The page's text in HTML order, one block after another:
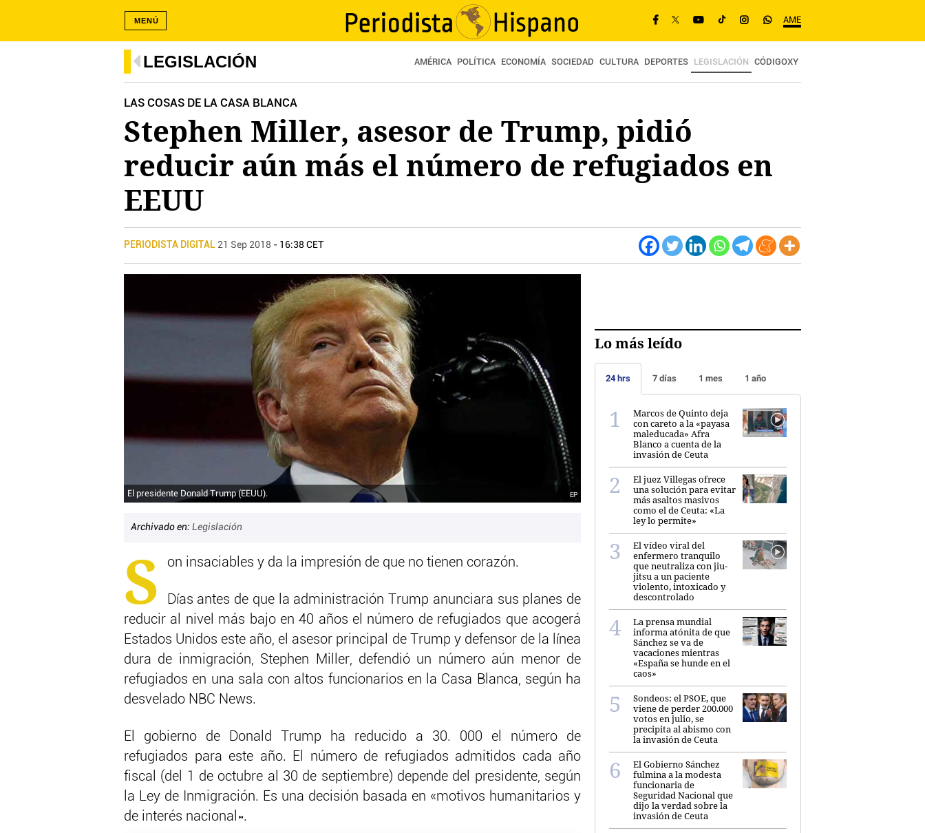
AME
MENÚ
LEGISLACIÓN AMÉRICA POLÍTICA ECONOMÍA SOCIEDAD CULTURA DEPORTES LEGISLACIÓN CÓDIGOXY
LAS COSAS DE LA CASA BLANCA
Stephen Miller, asesor de Trump, pidió
reducir aún más el número de refugiados en
EEUU
PERIODISTA DIGITAL 21 Sep 2018 - 16:38 CET
El presidente Donald Trump (EEUU). EP
Archivado en: Legislación
S on insaciables y da la impresión de que no tienen corazón.
Días antes de que la administración Trump anunciara sus planes de
reducir al nivel más bajo en 40 años el número de refugiados que acogerá
Estados Unidos este año, el asesor principal de Trump y defensor de la línea
dura de inmigración, Stephen Miller, defendió un número aún menor de
refugiados en una sala con altos funcionarios en la Casa Blanca, según ha
desvelado NBC News.
El gobierno de Donald Trump ha reducido a 30. 000 el número de
refugiados para este año. El número de refugiados admitidos cada año
fiscal (del 1 de octubre al 30 de septiembre) depende del presidente, según
la Ley de Inmigración. Es una decisión basada en «motivos humanitarios y
de interés nacional».
Lo más leído
24 hrs 7 días 1 mes 1 año
Marcos de Quinto deja
con careto a la «payasa
maleducada» Afra
Blanco a cuenta de la
invasión de Ceuta
El juez Villegas ofrece
una solución para evitar
más asaltos masivos
como el de Ceuta: «La
ley lo permite»
El vídeo viral del
enfermero tranquilo
que neutraliza con jiu-
jitsu a un paciente
violento, intoxicado y
descontrolado
La prensa mundial
informa atónita de que
Sánchez se va de
vacaciones mientras
«España se hunde en el
caos»
Sondeos: el PSOE, que
viene de perder 200.000
votos en julio, se
precipita al abismo con
la invasión de Ceuta
El Gobierno Sánchez
fulmina a la modesta
funcionaria de
Seguridad Nacional que
dijo la verdad sobre la
invasión de Ceuta